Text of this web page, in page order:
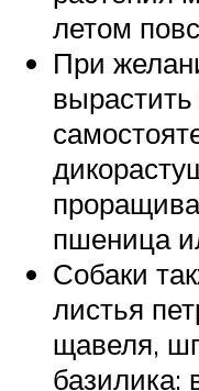
летом
При
вырастить
пшеница
Собаки
листья
щавеля,
базилика: